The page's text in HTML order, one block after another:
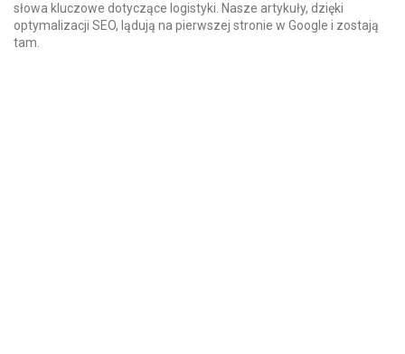
słowa kluczowe dotyczące logistyki. Nasze artykuły, dzięki
optymalizacji SEO, lądują na pierwszej stronie w Google i zostają
tam.